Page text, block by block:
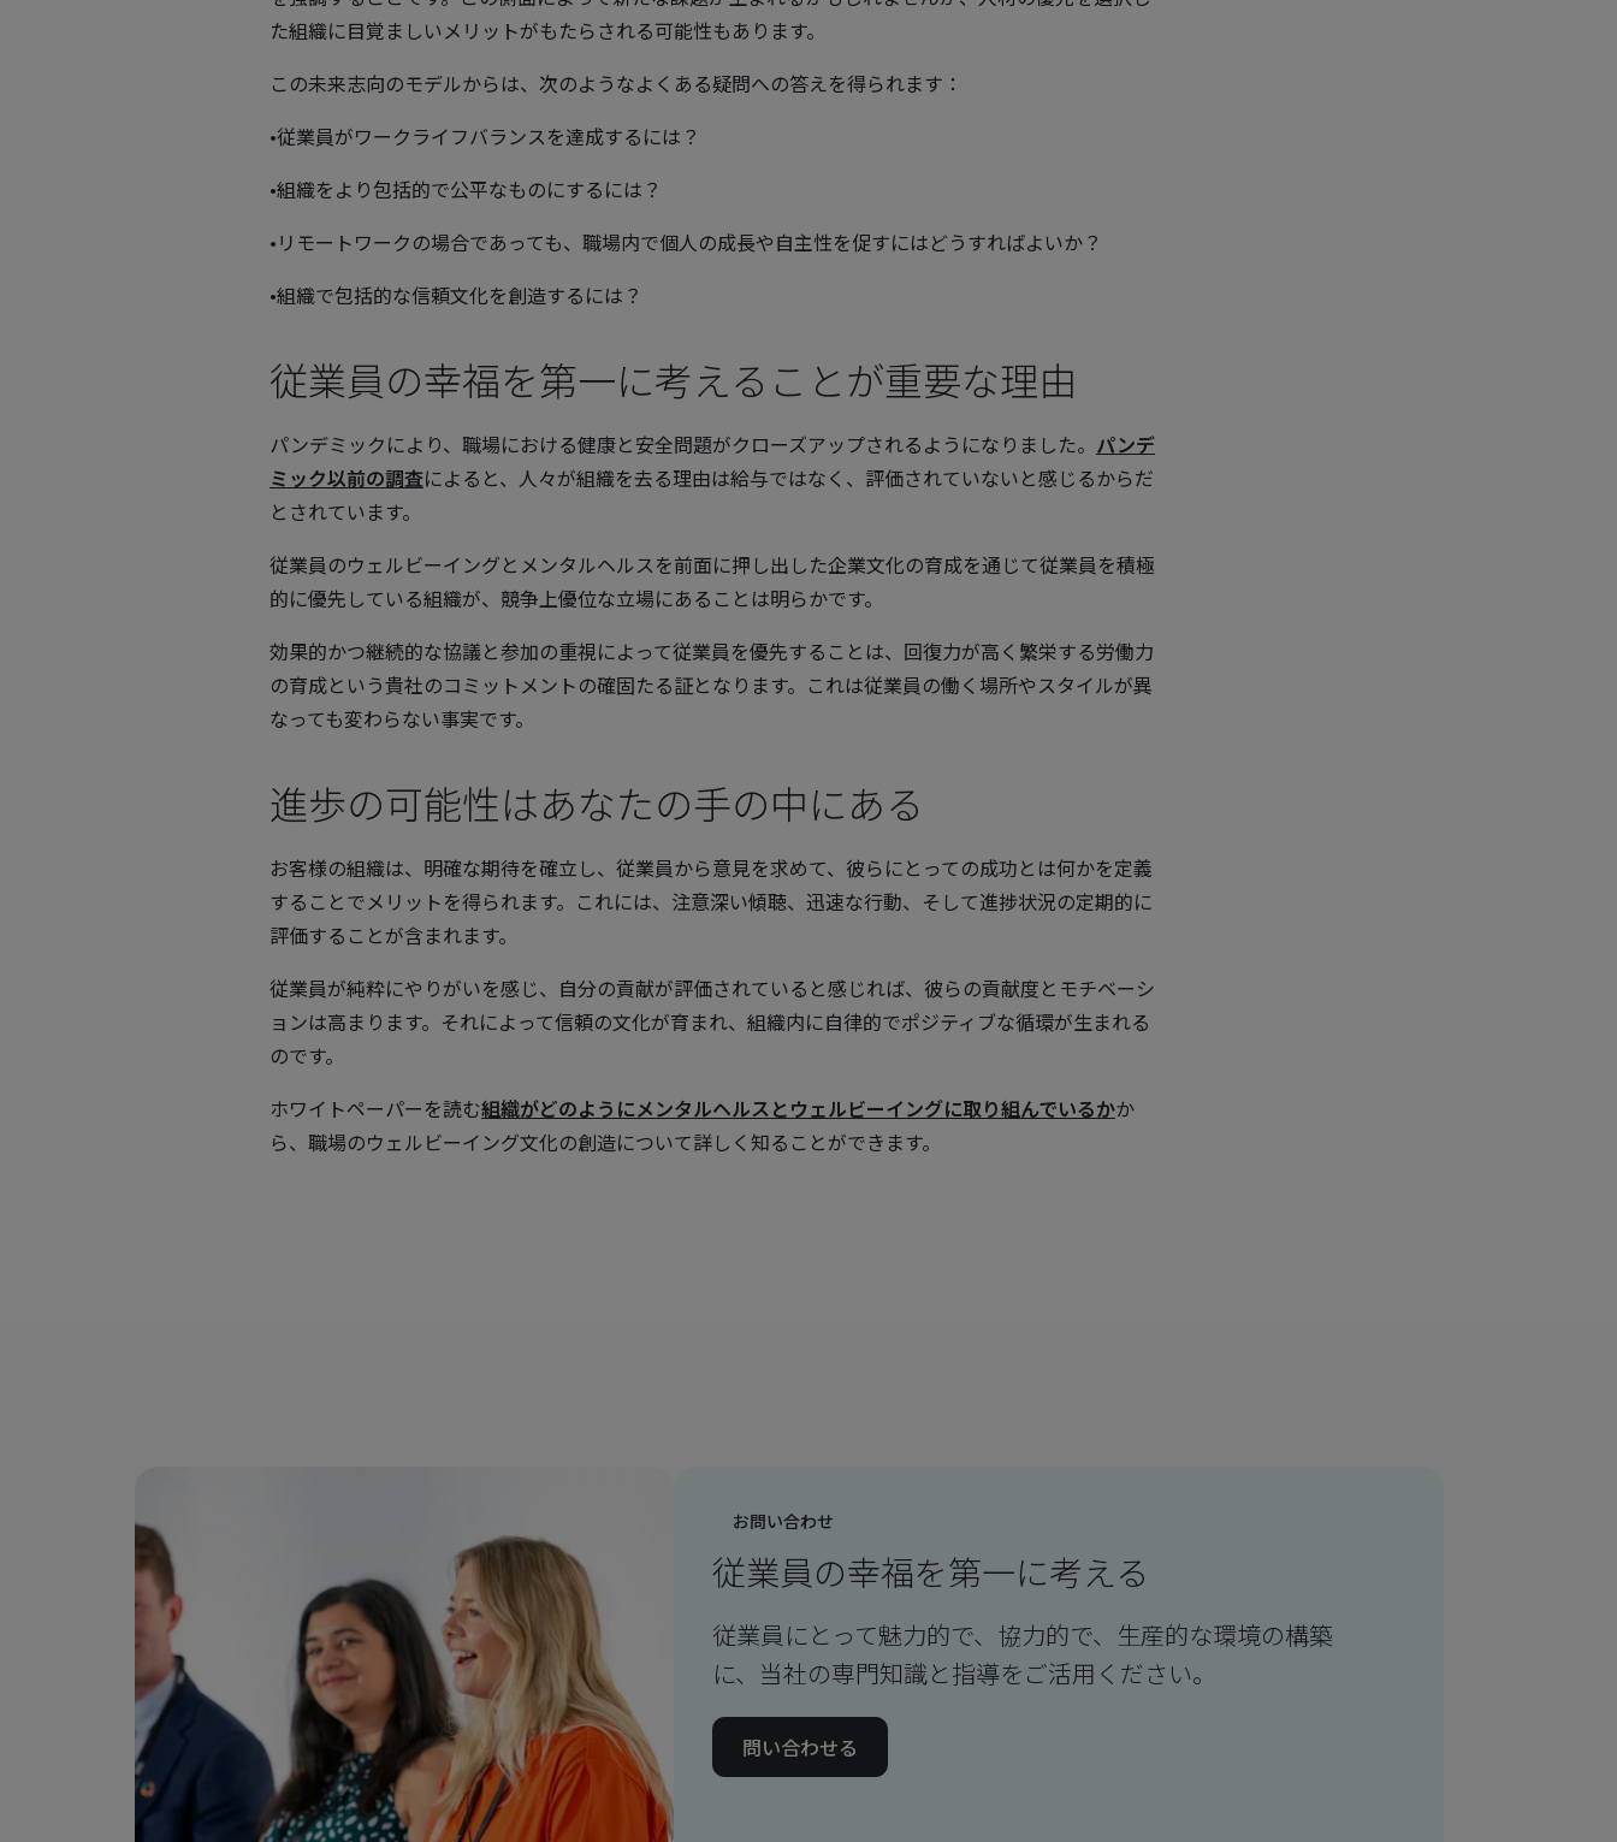
た組織に目覚ましいメリットがもたらされる可能性もあります。
この未来志向のモデルからは、次のようなよくある疑問への答えを得られます：
•従業員がワークライフバランスを達成するには？
•組織をより包括的で公平なものにするには？
•リモートワークの場合であっても、職場内で個人の成長や自主性を促すにはどうすればよいか？
•組織で包括的な信頼文化を創造するには？
従業員の幸福を第一に考えることが重要な理由
パンデミックにより、職場における健康と安全問題がクローズアップされるようになりました。 パンデ
ミック以前の調査によると、人々が組織を去る理由は給与ではなく、評価されていないと感じるからだ
とされています。
従業員のウェルビーイングとメンタルヘルスを前面に押し出した企業文化の育成を通じて従業員を積極
的に優先している組織が、競争上優位な立場にあることは明らかです。
効果的かつ継続的な協議と参加の重視によって従業員を優先することは、回復力が高く繁栄する労働力
の育成という貴社のコミットメントの確固たる証となります。これは従業員の働く場所やスタイルが異
なっても変わらない事実です。
進歩の可能性はあなたの手の中にある
お客様の組織は、明確な期待を確立し、従業員から意見を求めて、彼らにとっての成功とは何かを定義
することでメリットを得られます。これには、注意深い傾聴、迅速な行動、そして進捗状況の定期的に
評価することが含まれます。
従業員が純粋にやりがいを感じ、自分の貢献が評価されていると感じれば、彼らの貢献度とモチベーシ
ョンは高まります。それによって信頼の文化が育まれ、組織内に自律的でポジティブな循環が生まれる
のです。
ホワイトペーパーを読む組織がどのようにメンタルヘルスとウェルビーイングに取り組んでいるかか
ら、職場のウェルビーイング文化の創造について詳しく知ることができます。
お問い合わせ
従業員の幸福を第一に考える
従業員にとって魅力的で、協力的で、生産的な環境の構築
に、当社の専門知識と指導をご活用ください。
問い合わせる